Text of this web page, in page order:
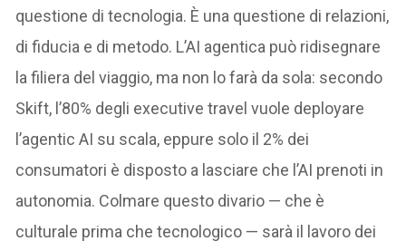
questione di tecnologia. È una questione di relazioni,
di fiducia e di metodo. L’AI agentica può ridisegnare
la filiera del viaggio, ma non lo farà da sola: secondo
Skift, l’80% degli executive travel vuole deployare
l’agentic AI su scala, eppure solo il 2% dei
consumatori è disposto a lasciare che l’AI prenoti in
autonomia. Colmare questo divario — che è
culturale prima che tecnologico — sarà il lavoro dei